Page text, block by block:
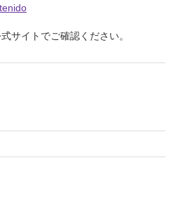
サイトでご確認ください。